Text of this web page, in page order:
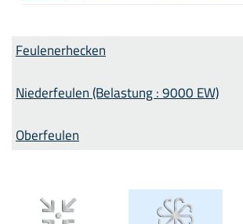
Feulenerhecken
Niederfeulen (Belastung : 9000 EW)
Oberfeulen